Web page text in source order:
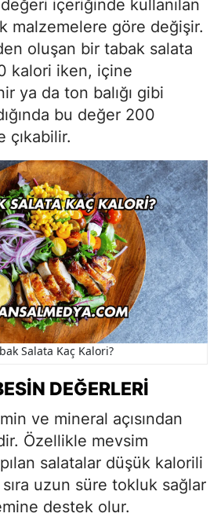
içeriğinde kullanılan
malzemelere göre değişir.
oluşan bir tabak salata
kalori iken, içine
ya da ton balığı gibi
bu değer 200
çıkabilir.
Salata Kaç Kalori?
DEĞERLERI
ve mineral açısından
Özellikle mevsim
salatalar düşük kalorili
sıra uzun süre tokluk sağlar
destek olur.